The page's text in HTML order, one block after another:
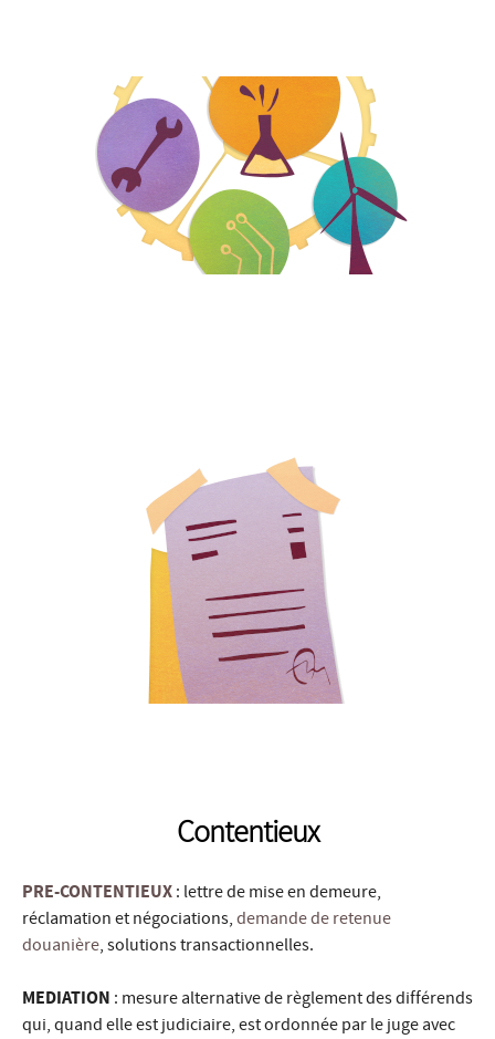
Contentieux
PRE-CONTENTIEUX : lettre de mise en demeure,
réclamation et négociations, demande de retenue
douanière, solutions transactionnelles.
MEDIATION : mesure alternative de règlement des différends
qui, quand elle est judiciaire, est ordonnée par le juge avec